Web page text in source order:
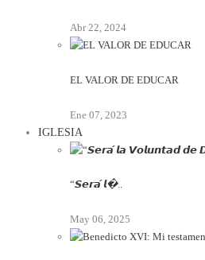
Abr 22, 2024
EL VALOR DE EDUCAR
Ene 07, 2023
IGLESIA
“𝙎𝙚𝙧𝙖́ 𝙡�..
May 06, 2025